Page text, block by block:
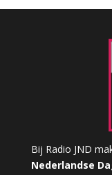
Bij Radio JND
Nederlandse